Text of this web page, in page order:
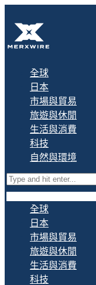
全球
日本
市場與貿易
旅遊與休閒
生活與消費
科技
自然與環境
全球
日本
市場與貿易
旅遊與休閒
生活與消費
科技